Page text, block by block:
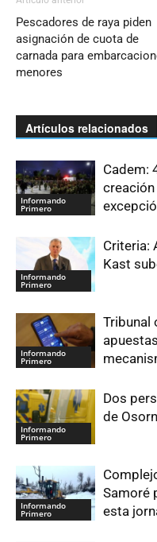
Pescadores de raya piden
asignación de cuota de
carnada para
menores
Artículos relacionados
Informando
Primero
Cadem:
Informando
Primero
Criteria:
Kast
Informando
Primero
Tribunal
Informando
Primero
Dos
de
Informando
Primero
Samoré
esta